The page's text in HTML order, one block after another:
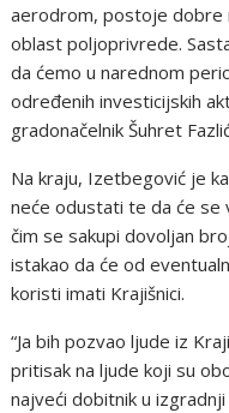
aerodrom, postoje dobre
oblast poljoprivrede.
da ćemo u narednom
određenih investicijskih
gradonačelnik Šuhret
Na kraju, Izetbegović je
neće odustati te da će se
čim se sakupi dovoljan
istakao da će od
koristi imati Krajišnici.
“Ja bih pozvao ljude iz
pritisak na ljude koji su
najveći dobitnik u